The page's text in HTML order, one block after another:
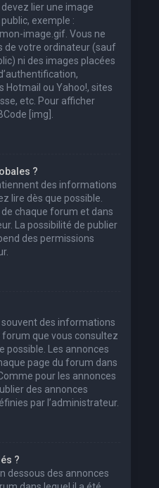
lier une image
exemple :
image.gif. Vous ne
de votre ordinateur (sauf
ni des images placées
Hotmail ou Yahoo!, sites
etc. Pour afficher
[img].
?
des informations
lire dès que possible.
chaque forum et dans
La possibilité de publier
des permissions
souvent des informations
que vous consultez
possible. Les annonces
page du forum dans
pour les annonces
des annonces
par l’administrateur.
?
dessous des annonces